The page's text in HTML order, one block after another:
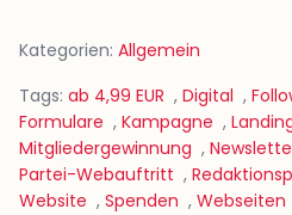
Kategorien: Allgemein
Tags: ab 4,99 EUR , Digital ,
Formulare , Kampagne ,
Mitgliedergewinnung ,
Partei-Webauftritt ,
Website , Spenden , Webseiten